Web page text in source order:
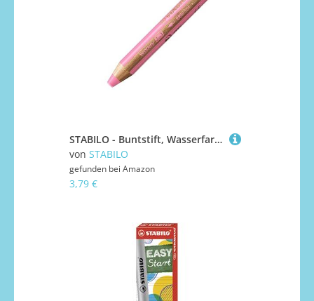
STABILO - Buntstift, Wasserfarbe & Wachsmalkreide - woody 3 in 1 - Einzelstift - pink
von STABILO
gefunden bei Amazon
3,79 €